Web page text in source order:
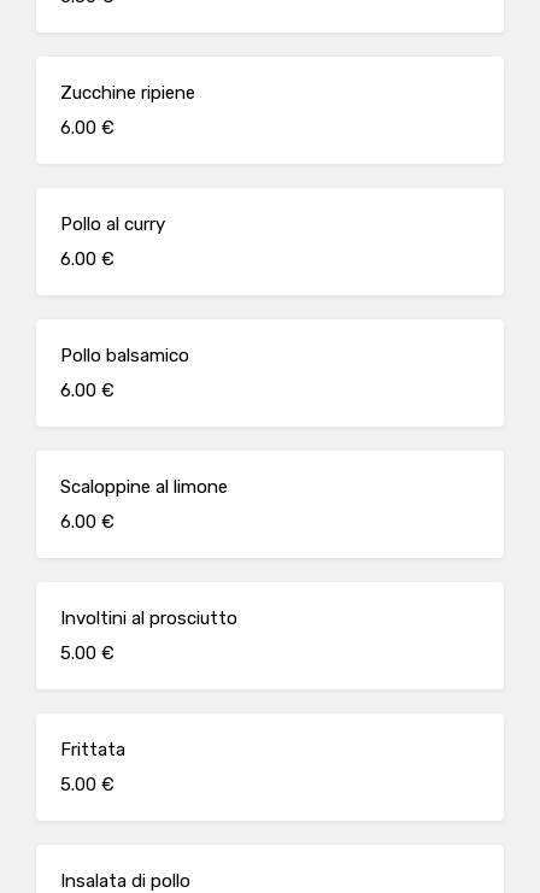
Zucchine ripiene
6.00 €
Pollo al curry
6.00 €
Pollo balsamico
6.00 €
Scaloppine al limone
6.00 €
Involtini al prosciutto
5.00 €
Frittata
5.00 €
Insalata di pollo